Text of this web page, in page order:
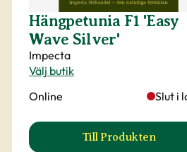
Hängpetunia F1 'Easy
Wave Silver'
Impecta
Välj butik
Online
Slut i
Till Produkten
till